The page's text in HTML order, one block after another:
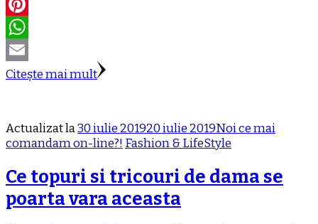
Twitter
Pinterest
WhatsApp
Email
Citește mai mult
Actualizat la30 iulie 201920 iulie 2019Noi ce mai
comandam on-line?! Fashion & LifeStyle
Ce topuri si tricouri de dama se
poarta vara aceasta